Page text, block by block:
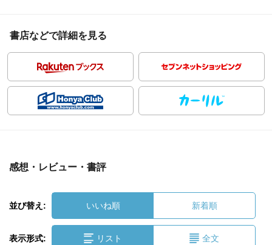
書店などで詳細を見る
感想・レビュー・書評
並び替え: いいね順 新着順
表示形式: リスト 全文